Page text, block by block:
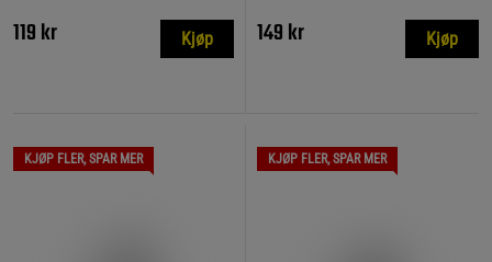
119 kr Kjøp 149 kr Kjøp
KJØP FLER, SPAR MER KJØP FLER, SPAR MER